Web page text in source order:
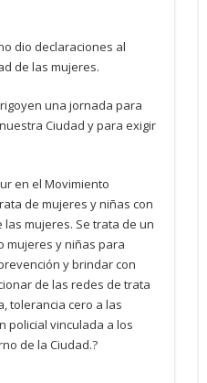
dio declaraciones al
de las mujeres.
una jornada para
Ciudad y para exigir
en el Movimiento
de mujeres y niñas con
mujeres. Se trata de un
mujeres y niñas para
y brindar con
de las redes de trata
tolerancia cero a las
policial vinculada a los
de la Ciudad.?